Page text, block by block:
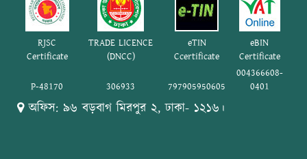
RJSC
Certificate
TRADE LICENCE
(DNCC)
eTIN
Ccertificate
eBIN
Certificate
P-48170 306933 797905950605
004366608-
0401
অফিস: ৯৬ বড়বাগ মিরপুর ২, ঢাকা- ১২১৬।